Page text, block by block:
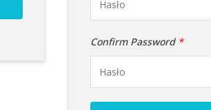
Confirm Password *